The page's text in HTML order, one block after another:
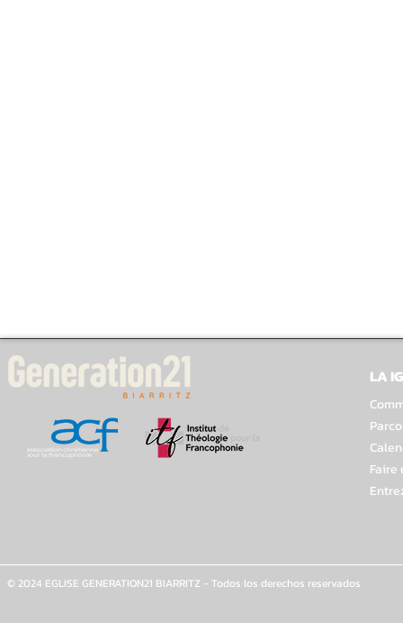
LA
Faire
© 2024 EGLISE GENERATION21 BIARRITZ - Todos los derechos reservados